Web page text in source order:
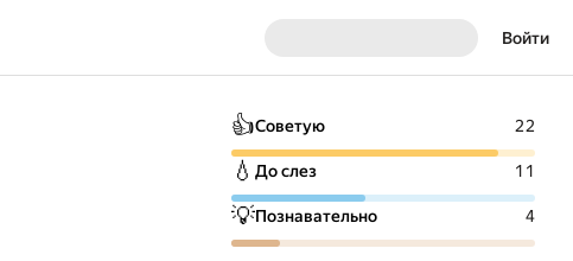
Войти
👍Советую 22
💧 До слез 11
💡Познавательно 4